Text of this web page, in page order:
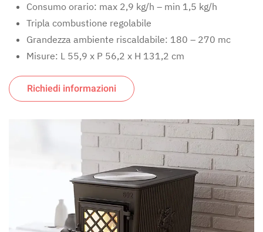
Consumo orario: max 2,9 kg/h – min 1,5 kg/h
Tripla combustione regolabile
Grandezza ambiente riscaldabile: 180 – 270 mc
Misure: L 55,9 x P 56,2 x H 131,2 cm
Richiedi informazioni